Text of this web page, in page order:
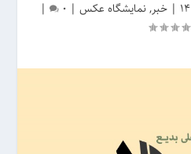
| خبر,نمایشگاه عکس |
0
|